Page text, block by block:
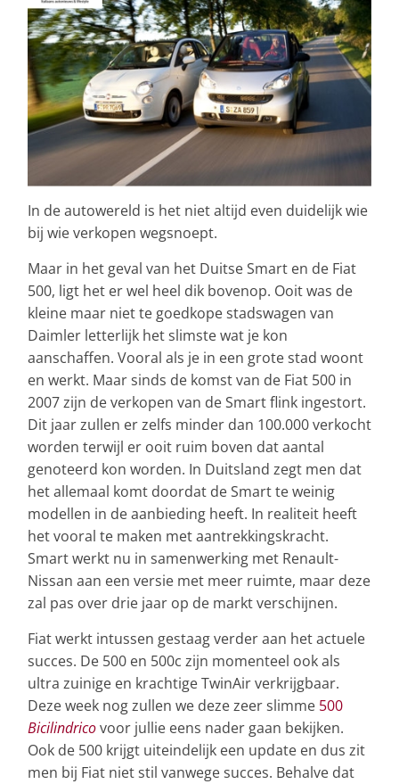
In de autowereld is het niet altijd even duidelijk wie
bij wie verkopen wegsnoept.
Maar in het geval van het Duitse Smart en de Fiat
500, ligt het er wel heel dik bovenop. Ooit was de
kleine maar niet te goedkope stadswagen van
Daimler letterlijk het slimste wat je kon
aanschaffen. Vooral als je in een grote stad woont
en werkt. Maar sinds de komst van de Fiat 500 in
2007 zijn de verkopen van de Smart flink ingestort.
Dit jaar zullen er zelfs minder dan 100.000 verkocht
worden terwijl er ooit ruim boven dat aantal
genoteerd kon worden. In Duitsland zegt men dat
het allemaal komt doordat de Smart te weinig
modellen in de aanbieding heeft. In realiteit heeft
het vooral te maken met aantrekkingskracht.
Smart werkt nu in samenwerking met Renault-
Nissan aan een versie met meer ruimte, maar deze
zal pas over drie jaar op de markt verschijnen.
Fiat werkt intussen gestaag verder aan het actuele
succes. De 500 en 500c zijn momenteel ook als
ultra zuinige en krachtige TwinAir verkrijgbaar.
Deze week nog zullen we deze zeer slimme 500
Bicilindricovoor jullie eens nader gaan bekijken.
Ook de 500 krijgt uiteindelijk een update en dus zit
men bij Fiat niet stil vanwege succes. Behalve dat